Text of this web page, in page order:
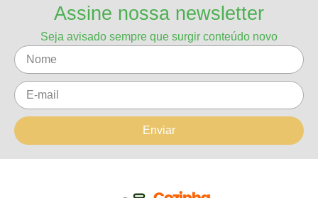
Assine nossa newsletter
Seja avisado sempre que surgir conteúdo novo
Enviar